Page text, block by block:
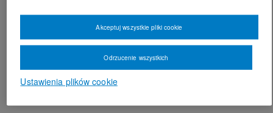
Ustawienia plików cookie
Odrzucenie wszystkich
Akceptuj wszystkie pliki cookie